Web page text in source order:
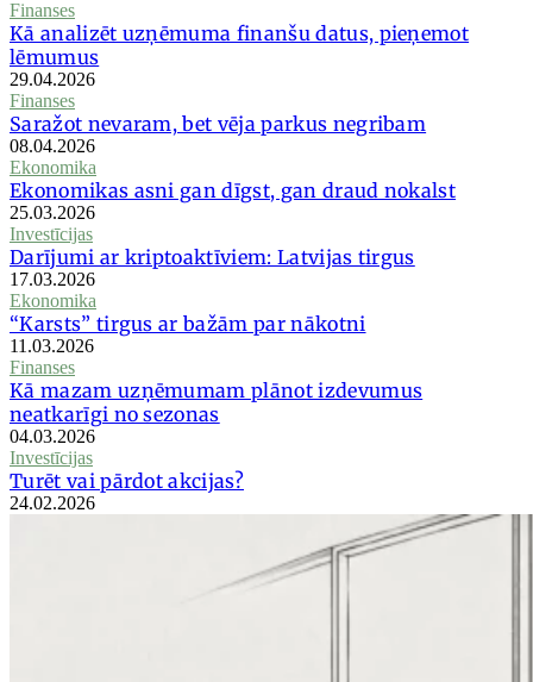
Finanses
Kā analizēt uzņēmuma finanšu datus, pieņemot
lēmumus
29.04.2026
Finanses
Saražot nevaram, bet vēja parkus negribam
08.04.2026
Ekonomika
Ekonomikas asni gan dīgst, gan draud nokalst
25.03.2026
Investīcijas
Darījumi ar kriptoaktīviem: Latvijas tirgus
17.03.2026
Ekonomika
“Karsts” tirgus ar bažām par nākotni
11.03.2026
Finanses
Kā mazam uzņēmumam plānot izdevumus
neatkarīgi no sezonas
04.03.2026
Investīcijas
Turēt vai pārdot akcijas?
24.02.2026